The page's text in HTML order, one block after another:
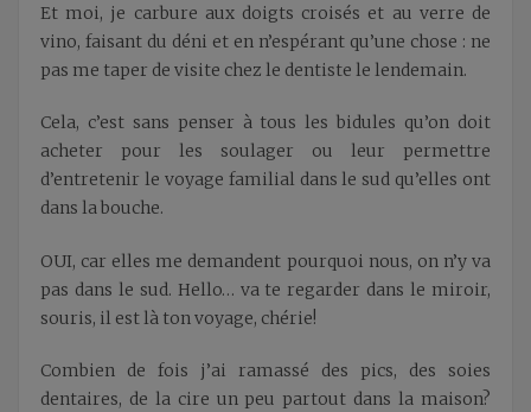
Et moi, je carbure aux doigts croisés et au verre de
vino, faisant du déni et en n’espérant qu’une chose : ne
pas me taper de visite chez le dentiste le lendemain.
Cela, c’est sans penser à tous les bidules qu’on doit
acheter pour les soulager ou leur permettre
d’entretenir le voyage familial dans le sud qu’elles ont
dans la bouche.
OUI, car elles me demandent pourquoi nous, on n’y va
pas dans le sud. Hello… va te regarder dans le miroir,
souris, il est là ton voyage, chérie!
Combien de fois j’ai ramassé des pics, des soies
dentaires, de la cire un peu partout dans la maison?